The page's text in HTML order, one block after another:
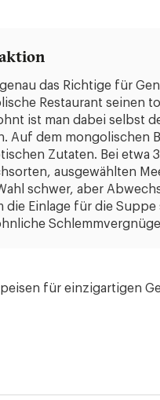
das Richtige für
Restaurant seinen
ist man dabei selbst
Auf dem mongolischen
Zutaten. Bei etwa
ausgewählten
schwer, aber
Einlage für die
für einzigartigen